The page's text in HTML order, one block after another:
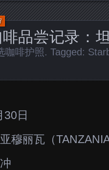
品尝记录：
咖啡护照. Tagged:
30日
穆丽瓦（